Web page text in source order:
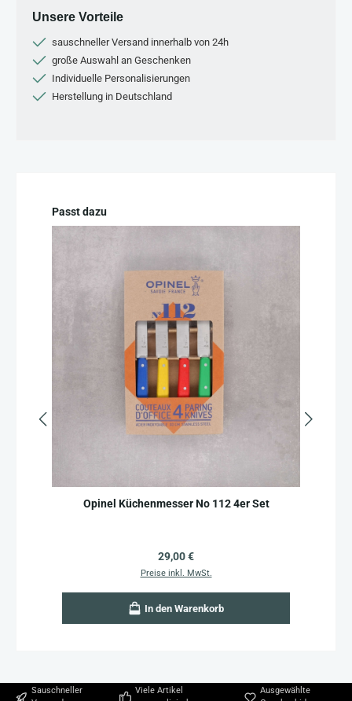
Unsere Vorteile
sauschneller Versand innerhalb von 24h
große Auswahl an Geschenken
Individuelle Personalisierungen
Herstellung in Deutschland
Produktgalerie überspringen
Passt dazu
Opinel Küchenmesser No 112 4er Set
Regulärer Preis:
29,00 €
Preise inkl. MwSt.
In den Warenkorb
Sauschneller
Viele Artikel
Ausgewählte